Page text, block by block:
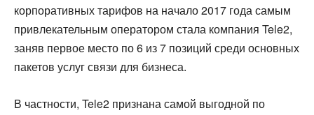
корпоративных тарифов на начало 2017 года самым
привлекательным оператором стала компания Tele2,
заняв первое место по 6 из 7 позиций среди основных
пакетов услуг связи для бизнеса.
В частности, Tele2 признана самой выгодной по